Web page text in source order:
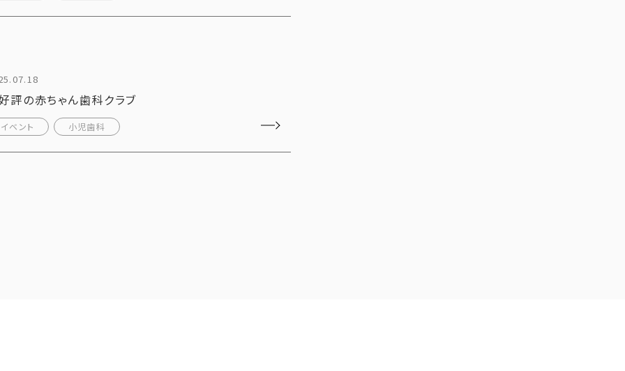
評の赤ちゃん歯科クラブ
イベント 小児歯科